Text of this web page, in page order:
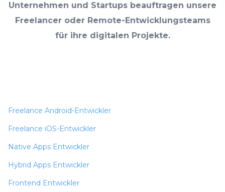
Unternehmen und Startups beauftragen unsere
Freelancer oder Remote-Entwicklungsteams
für ihre digitalen Projekte.
Freelance Android-Entwickler
Freelance iOS-Entwickler
Native Apps Entwickler
Hybrid Apps Entwickler
Frontend Entwickler